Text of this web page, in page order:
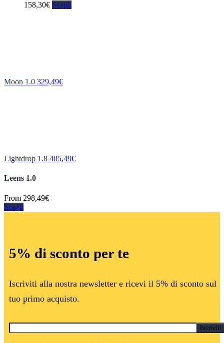
158,30€ Scegli
Moon 1.0 329,49€
Lightdrop 1.8 405,49€
Leens 1.0
From 298,49€
Scegli
5% di sconto per te
Iscriviti alla nostra newsletter e ricevi il 5% di sconto sul
tuo primo acquisto.